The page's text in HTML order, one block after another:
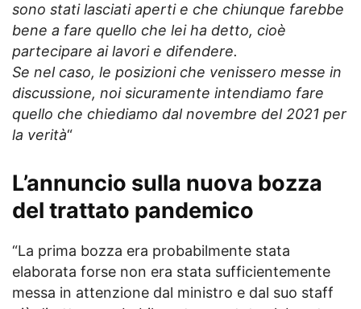
sono stati lasciati aperti e che chiunque farebbe
bene a fare quello che lei ha detto, cioè
partecipare ai lavori e difendere.
Se nel caso, le posizioni che venissero messe in
discussione, noi sicuramente intendiamo fare
quello che chiediamo dal novembre del 2021 per
la verità“
L’annuncio sulla nuova bozza
del trattato pandemico
“La prima bozza era probabilmente stata
elaborata forse non era stata sufficientemente
messa in attenzione dal ministro e dal suo staff